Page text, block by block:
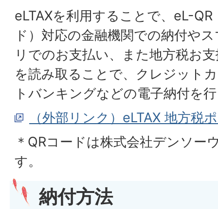
eLTAXを利用することで、eL-QR
ド）対応の金融機関での納付や
リでのお支払い、また地方税お
を読み取ることで、クレジット
トバンキングなどの電子納付を
（外部リンク）eLTAX 地方税
＊QRコードは株式会社デンソー
す。
納付方法